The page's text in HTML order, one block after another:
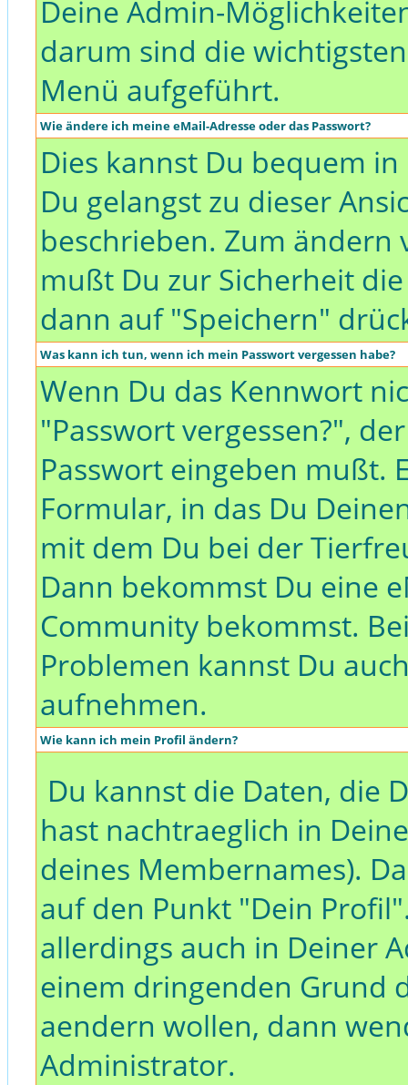
Deine Admin-
darum sind die
Menü aufgeführt.
Wie ändere ich meine eMail-Adresse oder das Passwort?
Dies kannst Du bequem
Du gelangst zu dieser
beschrieben. Zum ändern
mußt Du zur Sicherheit
dann auf "Speichern"
Was kann ich tun, wenn ich mein Passwort vergessen habe?
Wenn Du das Kennwort
"Passwort vergessen?",
Passwort eingeben mußt.
Formular, in das Du
mit dem Du bei der
Dann bekommst Du eine
Community bekommst.
Problemen kannst Du
aufnehmen.
Wie kann ich mein Profil ändern?
Du kannst die Daten, die
hast nachtraeglich in
deines Membernames).
auf den Punkt "Dein
allerdings auch in Deiner
einem dringenden Grund
aendern wollen, dann
Administrator.